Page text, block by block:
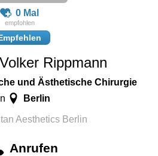
0 Mal
Rippmann
und Ästhetische Chirurgie
Berlin
Aesthetics Berlin
Anrufen